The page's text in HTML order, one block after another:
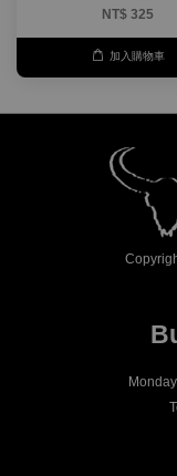
NT$ 325
加入購物車